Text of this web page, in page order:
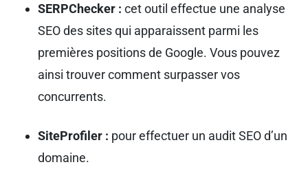
SERPChecker : cet outil effectue une analyse
SEO des sites qui apparaissent parmi les
premières positions de Google. Vous pouvez
ainsi trouver comment surpasser vos
concurrents.
SiteProfiler : pour effectuer un audit SEO d’un
domaine.